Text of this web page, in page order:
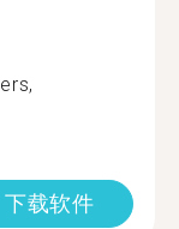
下载软件